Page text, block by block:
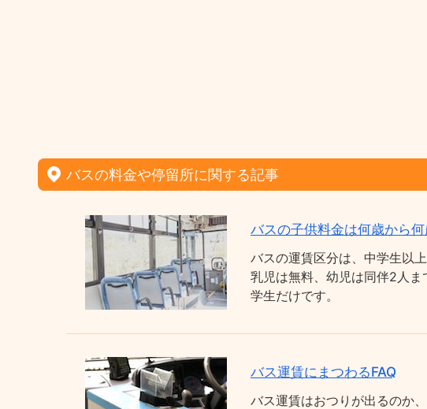
バスの料金や停留所に関する記事
バスの子供料金は何歳から何
バスの運賃区分は、中学生以
乳児は無料、幼児は同伴2人
学生だけです。
バス運賃にまつわるFAQ
バス運賃はおつりが出るのか